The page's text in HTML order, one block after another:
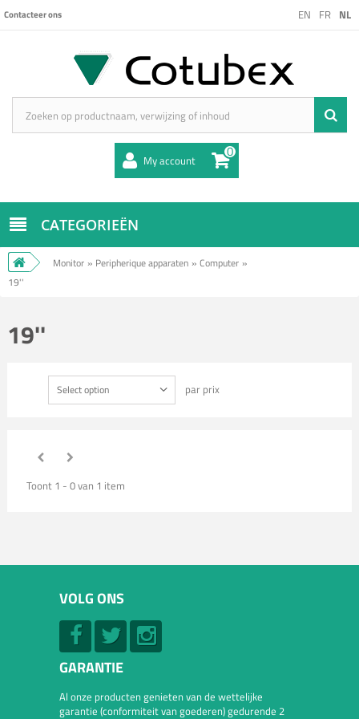
EN FR NL
Contacteer ons
My account 0
CATEGORIEËN
Monitor » Peripherique apparaten » Computer »
19''
19''
Select option par prix
Toont 1 - 0 van 1 item
VOLG ONS
GARANTIE
Al onze producten genieten van de wettelijke
garantie (conformiteit van goederen) gedurende 2